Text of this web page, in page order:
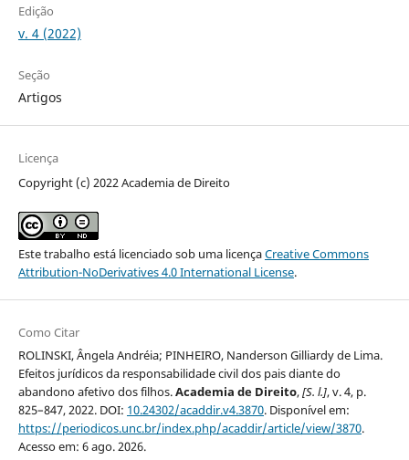
Edição
v. 4 (2022)
Seção
Artigos
Licença
Copyright (c) 2022 Academia de Direito
Este trabalho está licenciado sob uma licençaCreative Commons
Attribution-NoDerivatives 4.0 International License.
Como Citar
ROLINSKI, Ângela Andréia; PINHEIRO, Nanderson Gilliardy de Lima.
Efeitos jurídicos da responsabilidade civil dos pais diante do
abandono afetivo dos filhos.Academia de Direito,[S. l.], v. 4, p.
825–847, 2022. DOI: 10.24302/acaddir.v4.3870. Disponível em:
https://periodicos.unc.br/index.php/acaddir/article/view/3870.
Acesso em: 6 ago. 2026.